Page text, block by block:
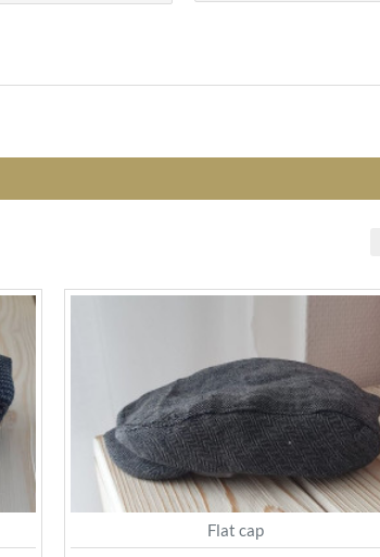
Flat cap